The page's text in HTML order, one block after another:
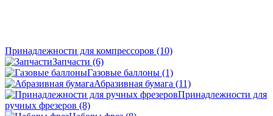
Принадлежности для компрессоров (10)
Запчасти (6)
Газовые баллоны (1)
Абразивная бумага (11)
Принадлежности для
ручных фрезеров (8)